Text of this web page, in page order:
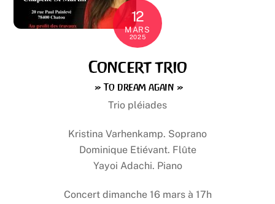
12
MARS
2025
Concert trio
» To dream again »
Trio pléiades
Kristina Varhenkamp. Soprano
Dominique Etiévant. Flûte
Yayoi Adachi. Piano
Concert dimanche 16 mars à 17h